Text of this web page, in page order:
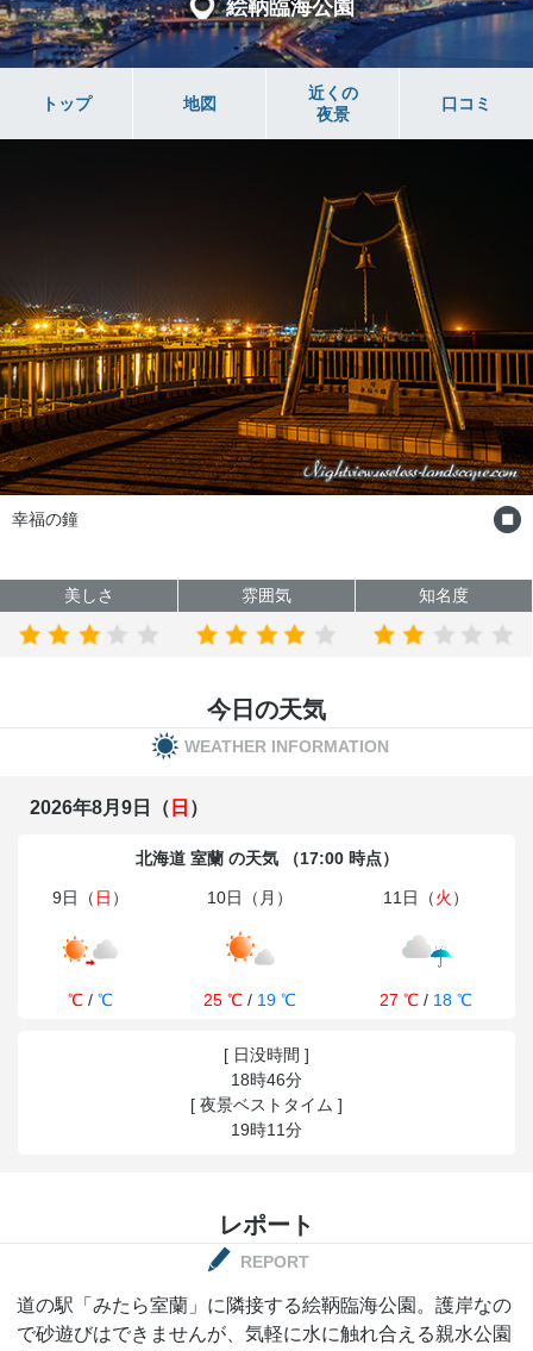
絵鞆臨海公園
トップ 地図
近くの
夜景
口コミ
幸福の鐘
美しさ 雰囲気 知名度
今日の天気
WEATHER INFORMATION
2026年8月9日（ 日 ）
北海道 室蘭 の天気 （17:00 時点）
9日（ 日 ） 10日（月） 11日（火 ）
℃/ ℃ 25 ℃/ 19 ℃ 27 ℃ / 18 ℃
[ 日没時間 ]
18時46分
[ 夜景ベストタイム ]
19時11分
レポート
REPORT
道の駅「みたら室蘭」に隣接する絵鞆臨海公園。護岸なの
で砂遊びはできませんが、気軽に水に触れ合える親水公園